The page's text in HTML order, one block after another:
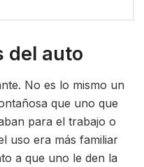
del auto
No es lo mismo un
que uno que
para el trabajo o
uso era más familiar
a que uno le den la